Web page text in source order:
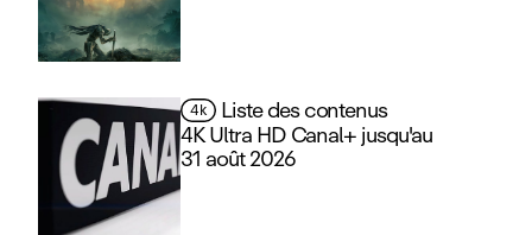
4k Liste des contenus
4K Ultra HD Canal+ jusqu'au
31 août 2026